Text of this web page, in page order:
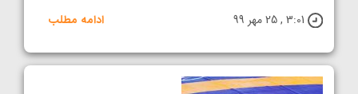
3:01 , 25 مهر 99
ادامه مطلب